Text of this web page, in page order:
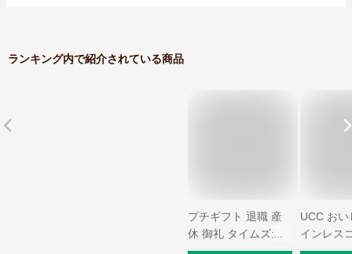
ランキング内で紹介されている商品
プチギフト 退職 産
休 御礼 タイムズカ
フェ（ドリップコー
UCC お
インレス
糖 90g×2